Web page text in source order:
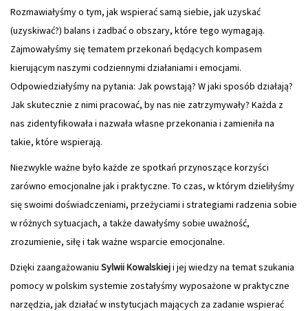
Rozmawiałyśmy o tym, jak wspierać samą siebie, jak uzyskać
(uzyskiwać?) balans i zadbać o obszary, które tego wymagają.
Zajmowałyśmy się tematem przekonań będących kompasem
kierującym naszymi codziennymi działaniami i emocjami.
Odpowiedziałyśmy na pytania: Jak powstają? W jaki sposób działają?
Jak skutecznie z nimi pracować, by nas nie zatrzymywały? Każda z
nas zidentyfikowała i nazwała własne przekonania i zamieniła na
takie, które wspierają.
Niezwykle ważne było każde ze spotkań przynoszące korzyści
zarówno emocjonalne jak i praktyczne. To czas, w którym dzieliłyśmy
się swoimi doświadczeniami, przeżyciami i strategiami radzenia sobie
w różnych sytuacjach, a także dawałyśmy sobie uważność,
zrozumienie, siłę i tak ważne wsparcie emocjonalne.
Dzięki zaangażowaniu Sylwii Kowalskieji jej wiedzy na temat szukania
pomocy w polskim systemie zostałyśmy wyposażone w praktyczne
narzędzia, jak działać w instytucjach mających za zadanie wspierać